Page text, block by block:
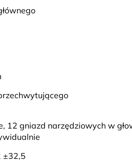
12 gniazd narzędziowych w
±32,5